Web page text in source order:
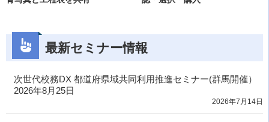
最新セミナー情報
次世代校務DX 都道府県域共同利用推進セミナー(群馬開催）
2026年8月25日
2026年7月14日